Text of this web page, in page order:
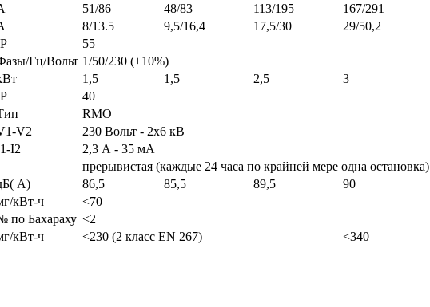
51/86 48/83 113/195
167/291
8/13.5 9,5/16,4 17,5/30
29/50,2
55
Гц/Вольт 1/50/230 (±10%)
1,5 1,5 2,5
3
40
RMO
V2
230 Вольт - 2х6 кВ
I2
2,3 А - 35 мА
прерывистая (каждые 24 часа по крайней мере одна остановка)
А) 86,5 85,5 89,5
90
кВт-ч
<70
по Бахараху <2
кВт-ч <230 (2 класс EN 267) <340